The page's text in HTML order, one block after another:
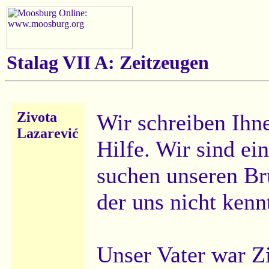
Stalag VII A: Zeitzeugen
Zivota
Lazarević
Wir schreiben
Hilfe. Wir sind
suchen unseren
der uns nicht
Unser Vater war